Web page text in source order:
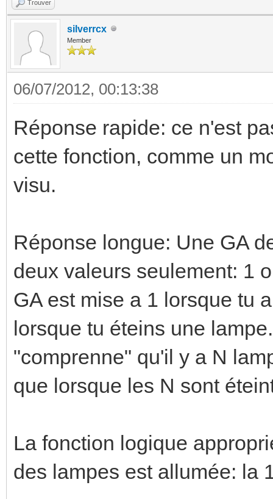
Trouver
silverrcx
Member
06/07/2012, 00:13:38
Réponse rapide: ce n'est
cette fonction, comme un
visu.
Réponse longue: Une GA
deux valeurs seulement: 1
GA est mise a 1 lorsque tu
lorsque tu éteins une
"comprenne" qu'il y a N
que lorsque les N sont
La fonction logique
des lampes est allumée: la